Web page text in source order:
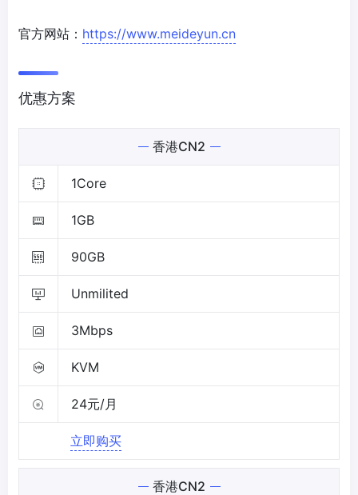
官方网站： https://www.meideyun.cn
优惠方案
香港CN2
1Core
1GB
90GB
Unmilited
3Mbps
KVM
24元/月
立即购买
香港CN2